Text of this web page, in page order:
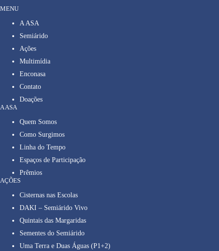
MENU
A ASA
Semiárido
Ações
Multimídia
Enconasa
Contato
Doações
A ASA
Quem Somos
Como Surgimos
Linha do Tempo
Espaços de Participação
Prêmios
AÇÕES
Cisternas nas Escolas
DAKI – Semiárido Vivo
Quintais das Margaridas
Sementes do Semiárido
Uma Terra e Duas Águas (P1+2)